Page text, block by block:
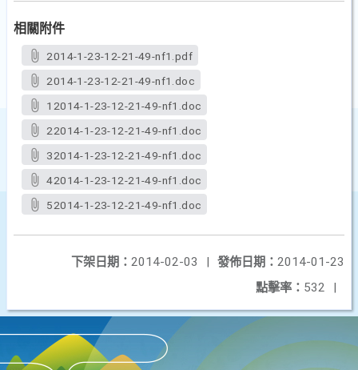
相關附件
2014-1-23-12-21-49-nf1.pdf
2014-1-23-12-21-49-nf1.doc
12014-1-23-12-21-49-nf1.doc
22014-1-23-12-21-49-nf1.doc
32014-1-23-12-21-49-nf1.doc
42014-1-23-12-21-49-nf1.doc
52014-1-23-12-21-49-nf1.doc
發佈日期： 2014-01-23
下架日期： 2014-02-03
|
點擊率： 532 |